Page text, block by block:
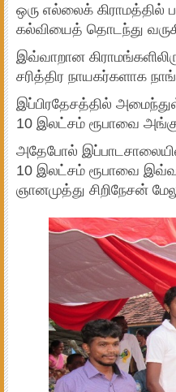
ஒரு எல்லைக்
கல்வியைத் தொடந்து
இவ்வாறான
சரித்திர நாயகர்களாக
இப்பிரதேசத்தில்
10 இலட்சம் ரூபாவை
அதேபோல்
10 இலட்சம் ரூபாவை
ஞானமுத்து சிறிநேசன்